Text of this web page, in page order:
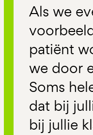
Als we
patiënt
we door
Soms
dat bij
bij jullie